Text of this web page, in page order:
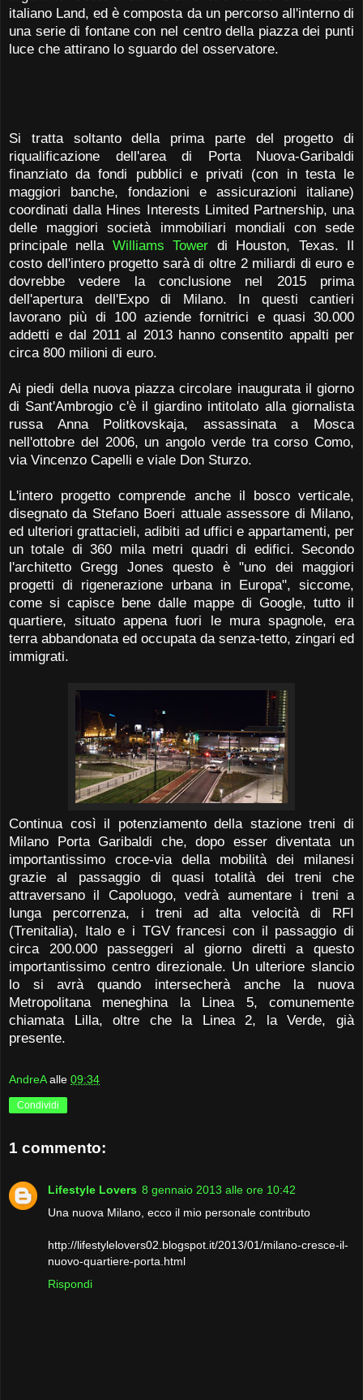
italiano Land, ed è composta da un percorso all'interno di
una serie di fontane con nel centro della piazza dei punti
luce che attirano lo sguardo del osservatore.
Si tratta soltanto della prima parte del progetto di
riqualificazione dell'area di Porta Nuova-Garibaldi
finanziato da fondi pubblici e privati (con in testa le
maggiori banche, fondazioni e assicurazioni italiane)
coordinati dalla Hines Interests Limited Partnership, una
delle maggiori società immobiliari mondiali con sede
principale nella Williams Tower di Houston, Texas. Il
costo dell'intero progetto sarà di oltre 2 miliardi di euro e
dovrebbe vedere la conclusione nel 2015 prima
dell'apertura dell'Expo di Milano. In questi cantieri
lavorano più di 100 aziende fornitrici e quasi 30.000
addetti e dal 2011 al 2013 hanno consentito appalti per
circa 800 milioni di euro.
Ai piedi della nuova piazza circolare inaugurata il giorno
di Sant'Ambrogio c'è il giardino intitolato alla giornalista
russa Anna Politkovskaja, assassinata a Mosca
nell'ottobre del 2006, un angolo verde tra corso Como,
via Vincenzo Capelli e viale Don Sturzo.
L'intero progetto comprende anche il bosco verticale,
disegnato da Stefano Boeri attuale assessore di Milano,
ed ulteriori grattacieli, adibiti ad uffici e appartamenti, per
un totale di 360 mila metri quadri di edifici. Secondo
l'architetto Gregg Jones questo è "uno dei maggiori
progetti di rigenerazione urbana in Europa", siccome,
come si capisce bene dalle mappe di Google, tutto il
quartiere, situato appena fuori le mura spagnole, era
terra abbandonata ed occupata da senza-tetto, zingari ed
immigrati.
Continua così il potenziamento della stazione treni di
Milano Porta Garibaldi che, dopo esser diventata un
importantissimo croce-via della mobilità dei milanesi
grazie al passaggio di quasi totalità dei treni che
attraversano il Capoluogo, vedrà aumentare i treni a
lunga percorrenza, i treni ad alta velocità di RFI
(Trenitalia), Italo e i TGV francesi con il passaggio di
circa 200.000 passeggeri al giorno diretti a questo
importantissimo centro direzionale. Un ulteriore slancio
lo si avrà quando intersecherà anche la nuova
Metropolitana meneghina la Linea 5, comunemente
chiamata Lilla, oltre che la Linea 2, la Verde, già
presente.
AndreA alle 09:34
Condividi
1 commento:
Lifestyle Lovers 8 gennaio 2013 alle ore 10:42
Una nuova Milano, ecco il mio personale contributo
http://lifestylelovers02.blogspot.it/2013/01/milano-cresce-il-
nuovo-quartiere-porta.html
Rispondi